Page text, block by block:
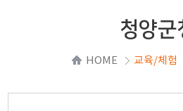
청양군
HOME 교육/체험